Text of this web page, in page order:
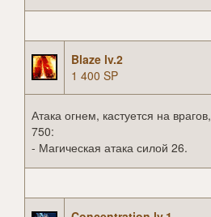
Blaze lv.2
1 400 SP
Атака огнем, кастуется на
750:
- Магическая атака силой 26.